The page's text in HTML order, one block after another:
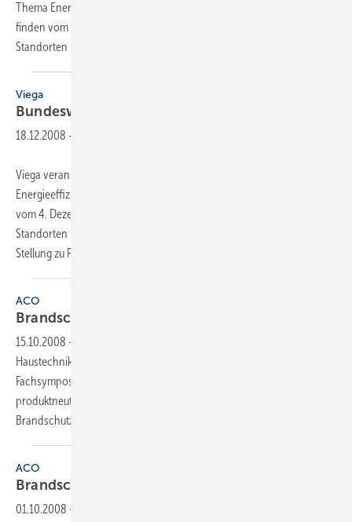
Thema Energieeffizienz in der Gebäudetechnik. Die Veranstaltungen
finden vom 4. Dezember 2008 bis zum 23. April 2009 an insgesamt 17
Standorten in Deutschland
Viega
Bundesweite
18.12.2008 -
Viega veranstaltet bundesweite Fachsymposien zum Thema
Energieeffizienz in der Gebäudetechnik. Die Veranstaltungen finden
vom 4. Dezember 2008 bis zum 23. April 2009 an insgesamt 17
Standorten in Deutschland statt. Namhafte Referenten beziehen
Stellung zu Fragen: Was bringt die EnEV 2009?
ACO
Brandschutz-Fachsymposium
15.10.2008 -
Haustechnik gibt ACO zusammen mit Düker am 16. Oktober auf einem
Fachsymposium in Nürnberg. Namhafte Referenten liefern dort
produktneutrales Fachwissen — vom Nachtrag bis zum
Brandschutz.
ACO
Brandschutz-Fachsymposium
01.10.2008 -